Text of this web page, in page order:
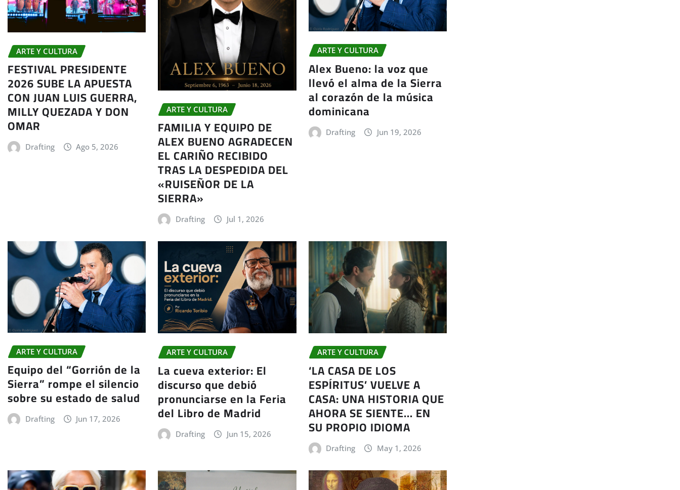
ARTE Y CULTURA
FESTIVAL PRESIDENTE
2026 SUBE LA APUESTA
CON JUAN LUIS GUERRA,
MILLY QUEZADA Y DON
OMAR
Drafting Ago 5, 2026
ARTE Y CULTURA
FAMILIA Y EQUIPO DE
ALEX BUENO AGRADECEN
EL CARIÑO RECIBIDO
TRAS LA DESPEDIDA DEL
«RUISEÑOR DE LA
SIERRA»
Drafting Jul 1, 2026
ARTE Y CULTURA
Alex Bueno: la voz que
llevó el alma de la Sierra
al corazón de la música
dominicana
Drafting Jun 19, 2026
ARTE Y CULTURA
Equipo del “Gorrión de la
Sierra” rompe el silencio
sobre su estado de salud
Drafting Jun 17, 2026
ARTE Y CULTURA
La cueva exterior: El
discurso que debió
pronunciarse en la Feria
del Libro de Madrid
Drafting Jun 15, 2026
ARTE Y CULTURA
‘LA CASA DE LOS
ESPÍRITUS’ VUELVE A
CASA: UNA HISTORIA QUE
AHORA SE SIENTE… EN
SU PROPIO IDIOMA
Drafting May 1, 2026